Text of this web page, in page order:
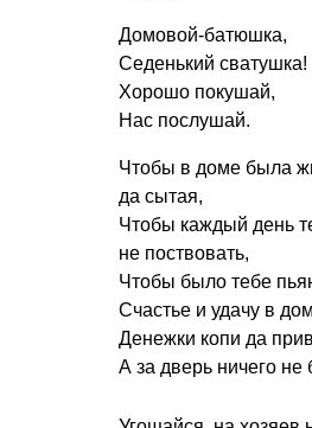
Домовой-батюшка,
Седенький сватушка!
Хорошо покушай,
Нас послушай.
Чтобы в доме была
да сытая,
Чтобы каждый день
не поствовать,
Чтобы было тебе
Счастье и удачу в
Денежки копи да
А за дверь ничего не